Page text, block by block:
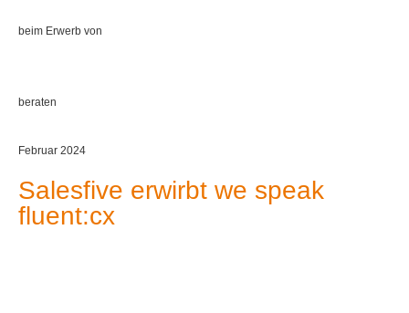
beim Erwerb von
beraten
Februar 2024
Salesfive erwirbt we speak
fluent:cx